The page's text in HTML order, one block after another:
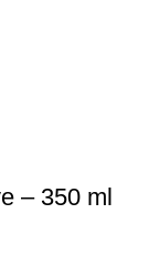
– 350 ml